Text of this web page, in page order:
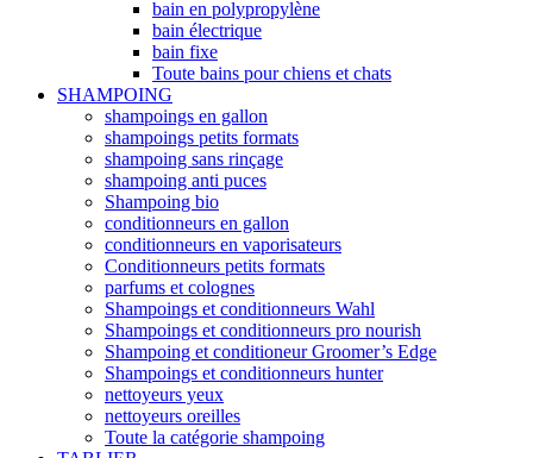
bain en polypropylène
bain électrique
bain fixe
Toute bains pour chiens et chats
SHAMPOING
shampoings en gallon
shampoings petits formats
shampoing sans rinçage
shampoing anti puces
Shampoing bio
conditionneurs en gallon
conditionneurs en vaporisateurs
Conditionneurs petits formats
parfums et colognes
Shampoings et conditionneurs Wahl
Shampoings et conditionneurs pro nourish
Shampoing et conditioneur Groomer’s Edge
Shampoings et conditionneurs hunter
nettoyeurs yeux
nettoyeurs oreilles
Toute la catégorie shampoing